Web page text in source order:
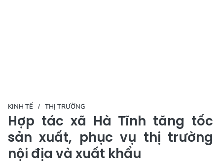
KINH TẾ THỊ TRƯỜNG
Hợp tác xã Hà Tĩnh tăng tốc
sản xuất, phục vụ thị trường
nội địa và xuất khẩu